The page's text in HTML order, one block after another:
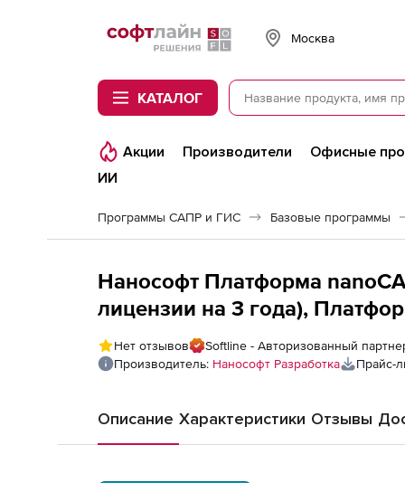
Softline
Москва
КАТАЛОГ
Акции Производители Офисные
ИИ
Программы САПР и ГИС Базовые программы
Нанософт Платформа
лицензии на 3 года),
модуль), сетевая лицензия
года
Нет отзывов
Softline - Авторизованный
Производитель: Нанософт Разработка Прайс-
Описание Характеристики Отзывы